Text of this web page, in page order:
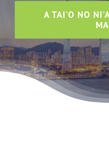
A TAI'O NO